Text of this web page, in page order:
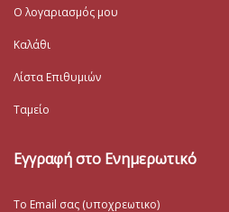
Ο λογαριασμός μου
Καλάθι
Λίστα Επιθυμιών
Ταμείο
Εγγραφή στο Ενημερωτικό
Το Email σας (υποχρεωτικο)